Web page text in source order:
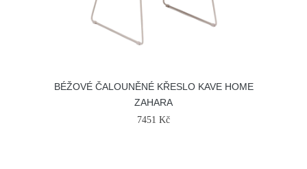
BÉŽOVÉ ČALOUNĚNÉ KŘESLO KAVE HOME
ZAHARA
7451 Kč